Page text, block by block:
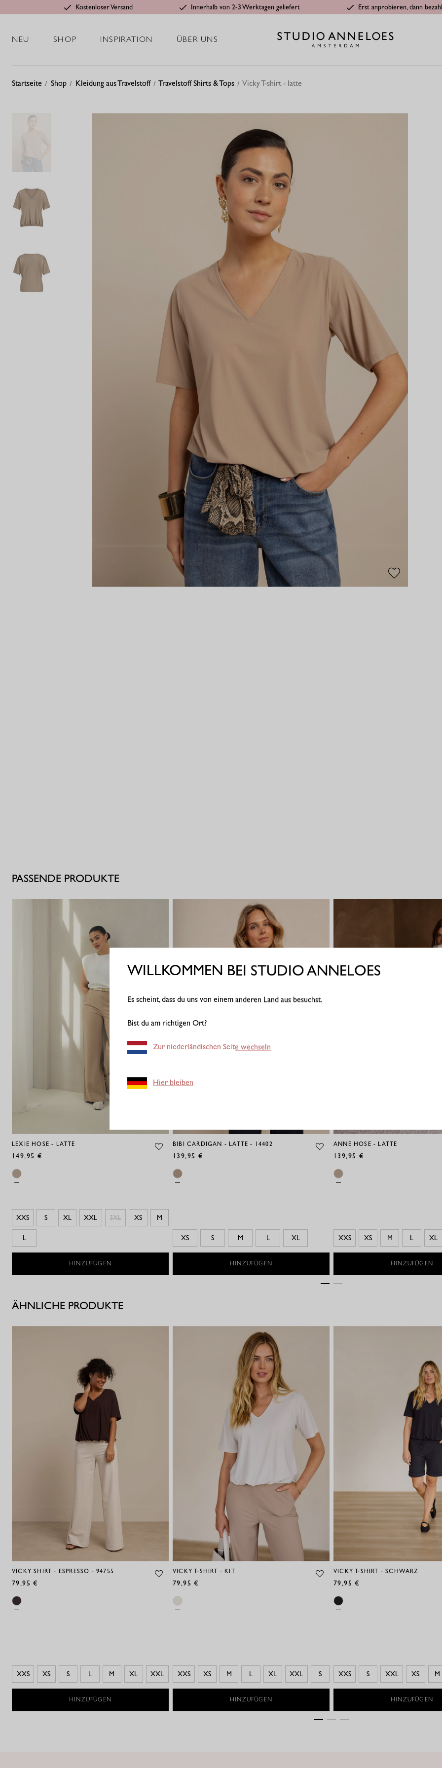
Kostenloser Versand Innerhalb von 2-3 Werktagen geliefert Erst anprobieren, dann
NEU SHOP INSPIRATION ÜBER UNS
Startseite Shop Kleidung aus Travelstoff Travelstoff Shirts & Tops Vicky T-shirt - latte
PASSENDE PRODUKTE
LEXIE HOSE - LATTE
149,95 €
XXS S XL XXL 3XL XS M
L
HINZUFÜGEN
BIBI CARDIGAN - LATTE - 14402
139,95 €
XS S M L XL
HINZUFÜGEN
ANNE HOSE - LATTE
139,95 €
XXS XS M L XL
HINZUFÜGEN
ÄHNLICHE PRODUKTE
VICKY SHIRT - ESPRESSO - 94755
79,95 €
XXS XS S L M XL XXL
HINZUFÜGEN
VICKY T-SHIRT - KIT
79,95 €
XXS XS M L XL XXL S
HINZUFÜGEN
VICKY T-SHIRT - SCHWARZ
79,95 €
XXS S XXL XS M
HINZUFÜGEN
WILLKOMMEN BEI STUDIO ANNELOES
Es scheint, dass du uns von einem anderen Land aus besuchst.
Bist du am richtigen Ort?
Zur niederländischen Seite wechseln
Hier bleiben